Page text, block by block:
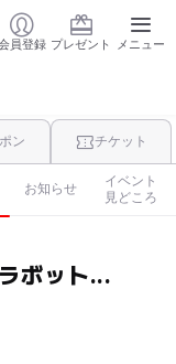
員登録 プレゼント メニュー
ン チケット
お知らせ
イベント
見どころ
ボット...